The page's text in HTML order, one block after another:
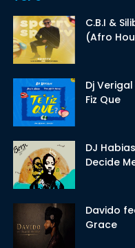
C.B.I &
(Afro
Dj
Fiz Que
DJ
Decide
Davido
Grace